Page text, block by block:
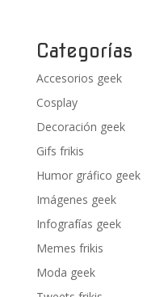
Categorías
Accesorios geek
Cosplay
Decoración geek
Gifs frikis
Humor gráfico geek
Imágenes geek
Infografías geek
Memes frikis
Moda geek